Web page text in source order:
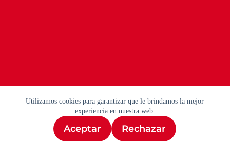
Utilizamos cookies para garantizar que le brindamos la mejor
experiencia en nuestra web.
Aceptar Rechazar